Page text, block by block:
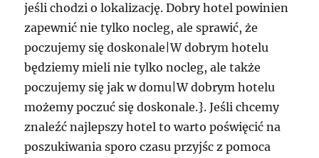
jeśli chodzi o lokalizację. Dobry hotel powinien
zapewnić nie tylko nocleg, ale sprawić, że
poczujemy się doskonale|W dobrym hotelu
będziemy mieli nie tylko nocleg, ale także
poczujemy się jak w domu|W dobrym hotelu
możemy poczuć się doskonale.}. Jeśli chcemy
znaleźć najlepszy hotel to warto poświęcić na
poszukiwania sporo czasu przyjśc z pomoca